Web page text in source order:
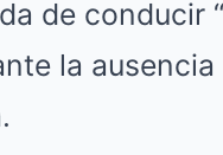
de conducir
la